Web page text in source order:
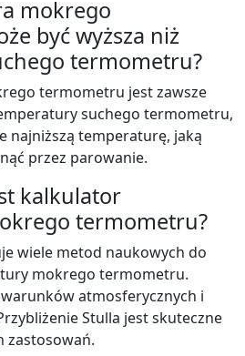
mokrego
być wyższa niż
termometru?
termometru jest zawsze
suchego termometru,
najniższą temperaturę, jaką
przez parowanie.
kalkulator
termometru?
wiele metod naukowych do
mokrego termometru.
warunków atmosferycznych i
Stulla jest skuteczne
zastosowań.